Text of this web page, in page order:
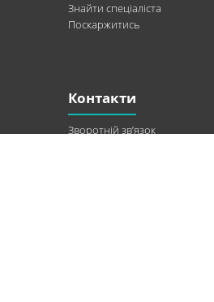
Знайти спеціаліста
Поскаржитись
Контакти
Зворотній зв’язок